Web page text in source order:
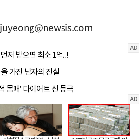
juyeong@newsis.com